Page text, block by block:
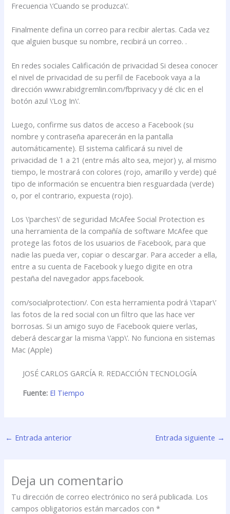
Frecuencia \’Cuando se produzca\’.
Finalmente defina un correo para recibir alertas. Cada vez
que alguien busque su nombre, recibirá un correo. .
En redes sociales Calificación de privacidad Si desea conocer
el nivel de privacidad de su perfil de Facebook vaya a la
dirección www.rabidgremlin.com/fbprivacy y dé clic en el
botón azul \’Log In\’.
Luego, confirme sus datos de acceso a Facebook (su
nombre y contraseña aparecerán en la pantalla
automáticamente). El sistema calificará su nivel de
privacidad de 1 a 21 (entre más alto sea, mejor) y, al mismo
tiempo, le mostrará con colores (rojo, amarillo y verde) qué
tipo de información se encuentra bien resguardada (verde)
o, por el contrario, expuesta (rojo).
Los \’parches\’ de seguridad McAfee Social Protection es
una herramienta de la compañía de software McAfee que
protege las fotos de los usuarios de Facebook, para que
nadie las pueda ver, copiar o descargar. Para acceder a ella,
entre a su cuenta de Facebook y luego digite en otra
pestaña del navegador apps.facebook.
com/socialprotection/. Con esta herramienta podrá \’tapar\’
las fotos de la red social con un filtro que las hace ver
borrosas. Si un amigo suyo de Facebook quiere verlas,
deberá descargar la misma \’app\’. No funciona en sistemas
Mac (Apple)
JOSÉ CARLOS GARCÍA R. REDACCIÓN TECNOLOGÍA
Fuente: El Tiempo
← Entrada anterior Entrada siguiente →
Deja un comentario
Tu dirección de correo electrónico no será publicada. Los
campos obligatorios están marcados con*